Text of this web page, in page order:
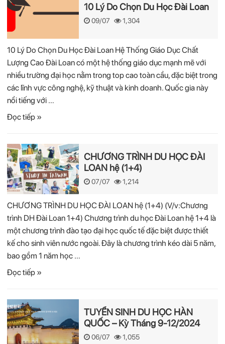
10 Lý Do Chọn Du Học Đài Loan
09/07 1,304
10 Lý Do Chọn Du Học Đài Loan Hệ Thống Giáo Dục Chất
Lượng Cao Đài Loan có một hệ thống giáo dục mạnh mẽ với
nhiều trường đại học nằm trong top cao toàn cầu, đặc biệt trong
các lĩnh vực công nghệ, kỹ thuật và kinh doanh. Quốc gia này
nổi tiếng với …
Đọc tiếp »
CHƯƠNG TRÌNH DU HỌC ĐÀI
LOAN hệ (1+4)
07/07 1,214
CHƯƠNG TRÌNH DU HỌC ĐÀI LOAN hệ (1+4) (V/v:Chương
trình DH Đài Loan 1+4) Chương trình du học Đài Loan hệ 1+4 là
một chương trình đào tạo đại học quốc tế đặc biệt được thiết
kế cho sinh viên nước ngoài. Đây là chương trình kéo dài 5 năm,
bao gồm 1 năm học …
Đọc tiếp »
TUYỂN SINH DU HỌC HÀN
QUỐC – Kỳ Tháng 9-12/2024
06/07 1,055